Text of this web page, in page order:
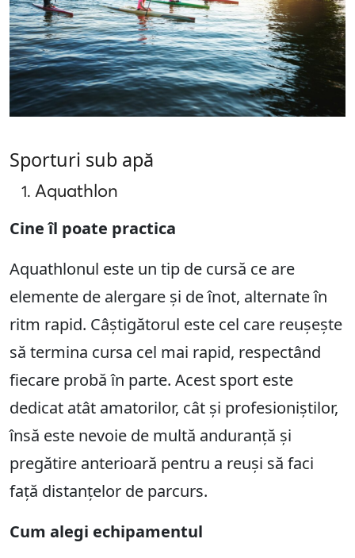
Sporturi sub apă
Aquathlon
Cine îl poate practica
Aquathlonul este un tip de cursă ce are
elemente de alergare și de înot, alternate în
ritm rapid. Câștigătorul este cel care reușește
să termina cursa cel mai rapid, respectând
fiecare probă în parte. Acest sport este
dedicat atât amatorilor, cât și profesioniștilor,
însă este nevoie de multă anduranță și
pregătire anterioară pentru a reuși să faci
față distanțelor de parcurs.
Cum alegi echipamentul